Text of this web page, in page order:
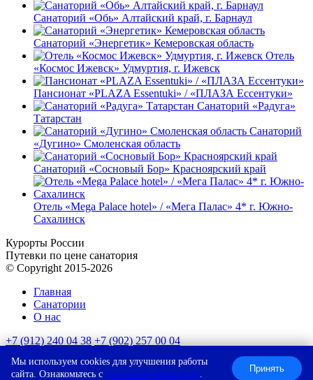
Санаторий «Обь» Алтайский край, г. Барнаул
Санаторий «Энергетик» Кемеровская область
Отель
«Космос Ижевск» Удмуртия, г. Ижевск
Пансионат «PLAZA Essentuki» / «ПЛАЗА Ессентуки»
Санаторий «Радуга»
Татарстан
Санаторий
«Дугино» Смоленская область
Санаторий «Сосновый Бор» Красноярский край
Отель «Mega Palace hotel» / «Мега Палас» 4* г. Южно-
Сахалинск
Курорты России
Путевки по цене санатория
© Copyright 2015-2026
Главная
Санатории
О нас
+7 (912) 240 04 38 +7 (902) 257 00 04
г. Екатеринбург, Уральский офис
Мы используем cookies для улучшения работы
сайта. Ознакомьтесь с политикой сбора куки.
Принять